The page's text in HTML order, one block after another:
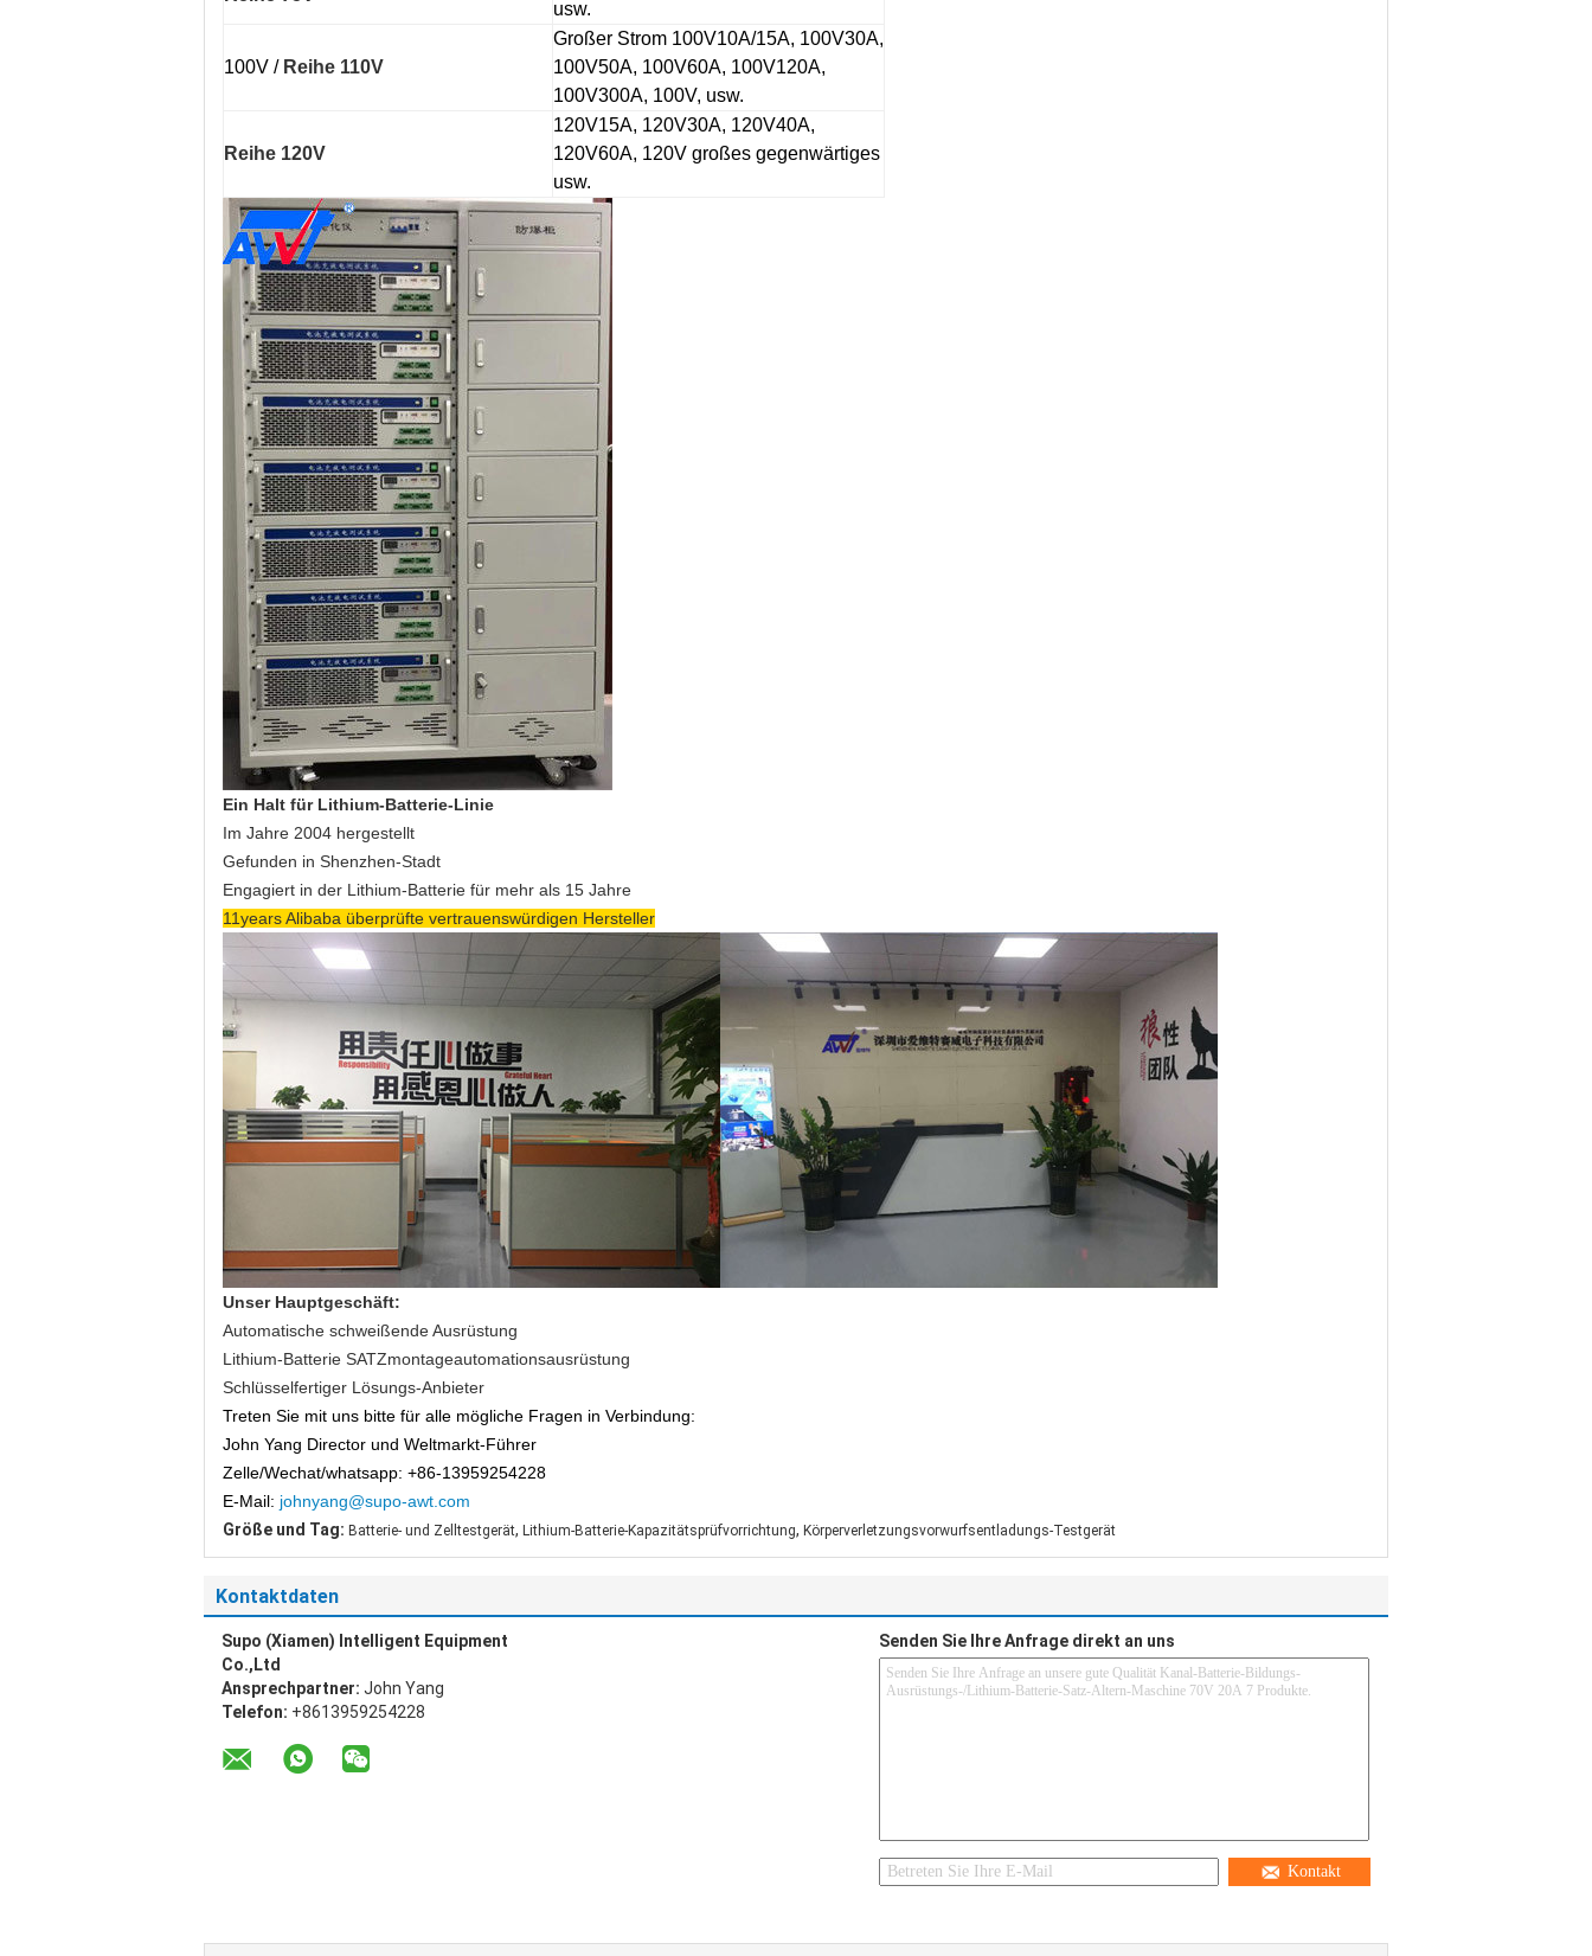
usw.
100V / Reihe 110V
Großer Strom 100V10A/15A, 100V30A,
100V50A, 100V60A, 100V120A,
100V300A, 100V, usw.
Reihe 120V
120V15A, 120V30A, 120V40A,
120V60A, 120V großes gegenwärtiges
usw.
Ein Halt für Lithium-Batterie-Linie
Im Jahre 2004 hergestellt
Gefunden in Shenzhen-Stadt
Engagiert in der Lithium-Batterie für mehr als 15 Jahre
11years Alibaba überprüfte vertrauenswürdigen Hersteller
Unser Hauptgeschäft:
Automatische schweißende Ausrüstung
Lithium-Batterie SATZmontageautomationsausrüstung
Schlüsselfertiger Lösungs-Anbieter
Treten Sie mit uns bitte für alle mögliche Fragen in Verbindung:
John Yang Director und Weltmarkt-Führer
Zelle/Wechat/whatsapp: +86-13959254228
E-Mail: johnyang@supo-awt.com
Größe und Tag: Batterie- und Zelltestgerät, Lithium-Batterie-Kapazitätsprüfvorrichtung, Körperverletzungsvorwurfsentladungs-Testgerät
Kontaktdaten
Supo (Xiamen) Intelligent Equipment
Co.,Ltd
Ansprechpartner: John Yang
Telefon: +8613959254228
Senden Sie Ihre Anfrage direkt an uns
Kontakt